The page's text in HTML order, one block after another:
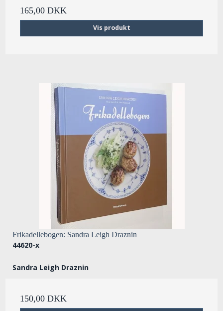
165,00 DKK
Vis produkt
Frikadellebogen: Sandra Leigh Draznin
44620-x
Sandra Leigh Draznin
150,00 DKK